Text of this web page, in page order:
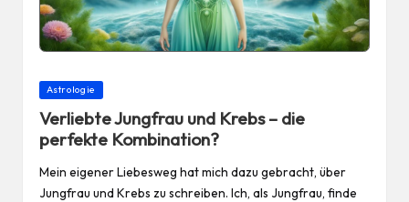
Posted
Astrologie
Verliebte Jungfrau und Krebs – die
perfekte Kombination?
Mein eigener Liebesweg hat mich dazu gebracht, über
Jungfrau und Krebs zu schreiben. Ich, als Jungfrau, finde